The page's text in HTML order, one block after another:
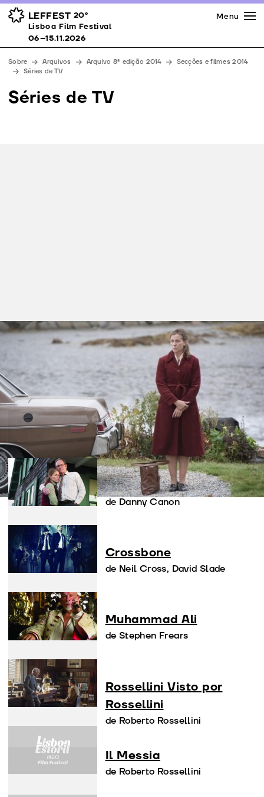
LEFFEST 20º
Lisboa Film Festival 06–15.11.2026
Prémios
Espaços
Apoios
Equipa
Downloads
Contactos
Menu
Lisboa Film Festival
06–15.11.2026
Sobre Arquivos Arquivo 8ª edição 2014
Secções e filmes 2014
Séries de TV
Séries de TV
Filmes nesta secção
Olive Kitteridge
de Lisa Cholodenko
Gotham
de Danny Canon
Crossbone
de Neil Cross, David Slade
Muhammad Ali
de Stephen Frears
Rossellini Visto por
Rossellini
de Roberto Rossellini
Il Messia
de Roberto Rossellini